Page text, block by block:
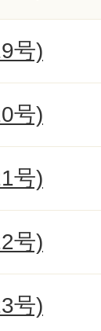
号)
号)
号)
号)
号)